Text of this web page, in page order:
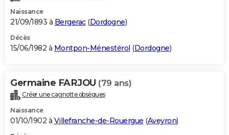
Naissance
21/09/1893 à Bergerac(Dordogne)
Décès
15/06/1982 à Montpon-Ménestérol (Dordogne)
Germaine FARJOU (79 ans)
Créer une cagnotte obsèques
Naissance
01/10/1902 à Villefranche-de-Rouergue (Aveyron)